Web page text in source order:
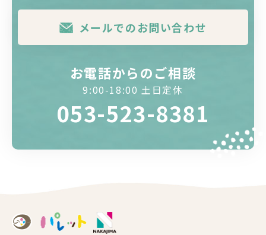
メールでのお問い合わせ
お電話からのご相談
9:00-18:00 土日定休
053-523-8381